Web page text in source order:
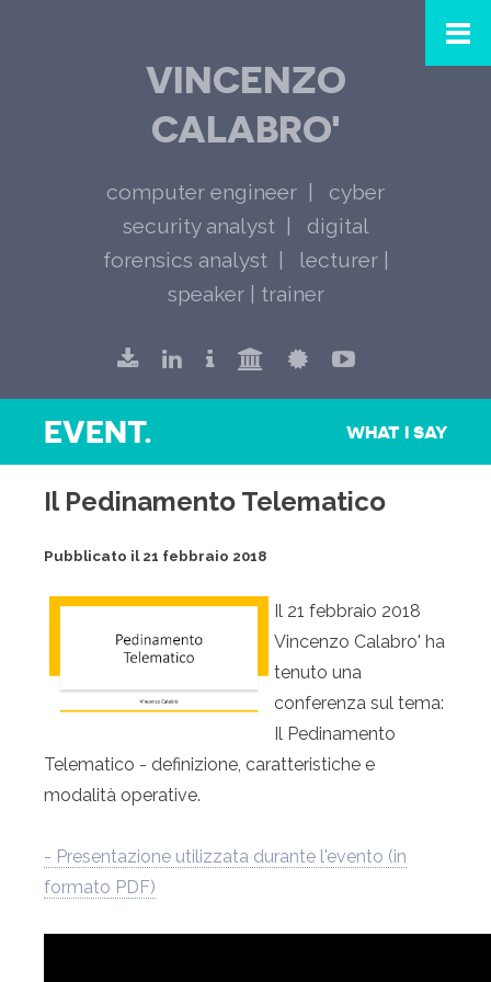
VINCENZO
CALABRO'
computer engineer
cyber
security analyst
digital
forensics analyst
lecturer |
speaker | trainer
EVENT. WHAT I SAY
Il Pedinamento Telematico
Pubblicato il 21 febbraio 2018
Il 21 febbraio 2018
Vincenzo Calabro' ha
tenuto una
conferenza sul tema:
Il Pedinamento
Telematico - definizione, caratteristiche e
modalità operative.
- Presentazione utilizzata durante l'evento (in
formato PDF)